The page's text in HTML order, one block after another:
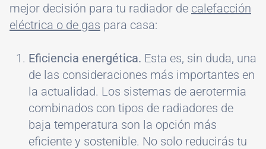
mejor decisión para tu radiador de calefacción
eléctrica o de gas para casa:
Eficiencia energética. Esta es, sin duda, una
de las consideraciones más importantes en
la actualidad. Los sistemas de aerotermia
combinados con tipos de radiadores de
baja temperatura son la opción más
eficiente y sostenible. No solo reducirás tu